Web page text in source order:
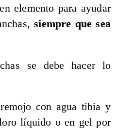
elemento para ayudar
siempre que sea
se debe hacer lo
con agua tibia y
líquido o en gel por